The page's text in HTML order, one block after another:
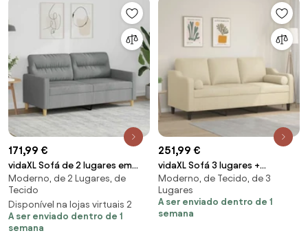
171,99 €
vidaXL Sofá de 2 lugares em
tecido 140 cm cinzento-claro
Moderno, de 2 Lugares, de
Tecido
Disponível na lojas virtuais 2
A ser enviado dentro de 1
semana
251,99 €
vidaXL Sofá 3 lugares +
almofadas decorativas 180 cm
tecido cor creme
Moderno, de Tecido, de 3
Lugares
A ser enviado dentro de 1
semana